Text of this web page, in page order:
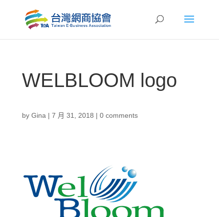
WELBLOOM logo
by Gina | 7 月 31, 2018 | 0 comments